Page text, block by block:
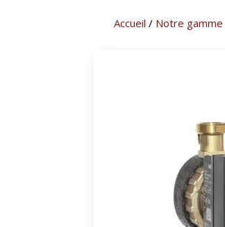
Accueil / Notre gamme